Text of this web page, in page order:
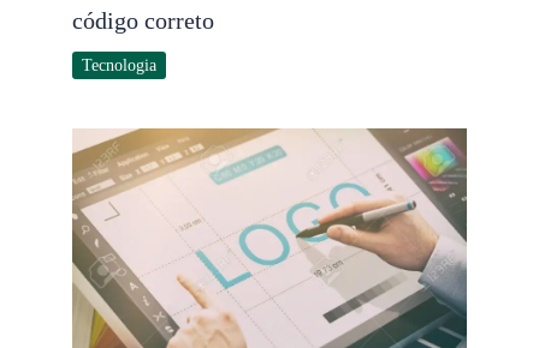
código correto
Tecnologia